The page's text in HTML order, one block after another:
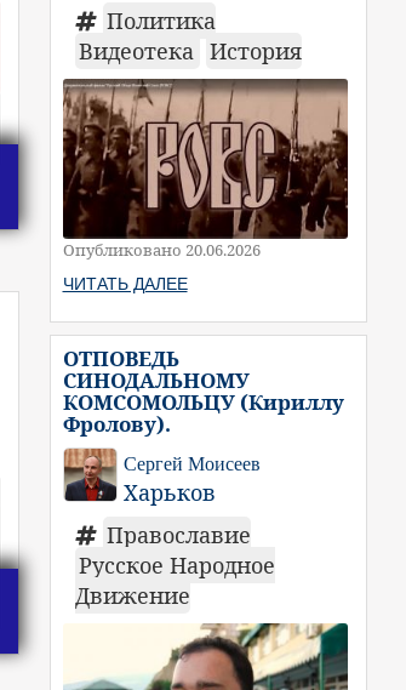
Политика
Видеотека История
Опубликовано 20.06.2026
ЧИТАТЬ ДАЛЕЕ
ОТПОВЕДЬ
СИНОДАЛЬНОМУ
КОМСОМОЛЬЦУ (Кириллу
Фролову).
Сергей Моисеев
Харьков
Православие
Русское Народное
Движение